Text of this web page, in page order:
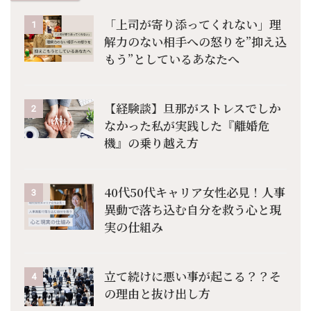
1
「上司が寄り添ってくれない」理
解力のない相手への怒りを”抑え込
もう”としているあなたへ
2
【経験談】旦那がストレスでしか
なかった私が実践した『離婚危
機』の乗り越え方
3
40代50代キャリア女性必見！人事
異動で落ち込む自分を救う心と現
実の仕組み
4
立て続けに悪い事が起こる？？そ
の理由と抜け出し方